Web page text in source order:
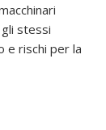
stessi
e rischi per la